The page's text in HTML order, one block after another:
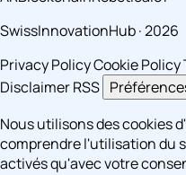
SwissInnovationHub · 2026
Privacy PolicyCookie Policy
DisclaimerRSS
Nous utilisons des cookies
comprendre l'utilisation du
activés qu'avec votre